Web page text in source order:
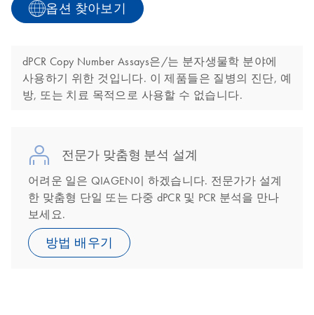
옵션 찾아보기
dPCR Copy Number Assays은/는 분자생물학 분야에
사용하기 위한 것입니다. 이 제품들은 질병의 진단, 예
방, 또는 치료 목적으로 사용할 수 없습니다.
전문가 맞춤형 분석 설계
어려운 일은 QIAGEN이 하겠습니다. 전문가가 설계
한 맞춤형 단일 또는 다중 dPCR 및 PCR 분석을 만나
보세요.
방법 배우기